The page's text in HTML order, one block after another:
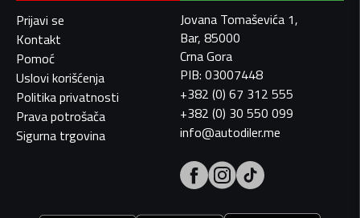
Prijavi se
Kontakt
Pomoć
Uslovi korišćenja
Politika privatnosti
Prava potrošača
Sigurna trgovina
Jovana Tomaševića 1,
Bar, 85000
Crna Gora
PIB: 03007448
+382 (0) 67 312 555
+382 (0) 30 550 099
info@autodiler.me